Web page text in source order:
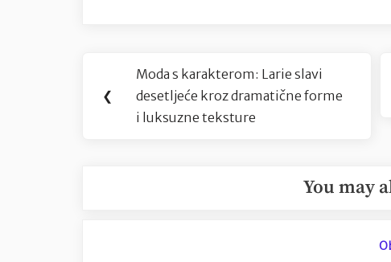
Navigacija
objava
❮
Previous
Post:
Moda s karakterom: Larie slavi
desetljeće kroz dramatične forme
i luksuzne teksture
You may